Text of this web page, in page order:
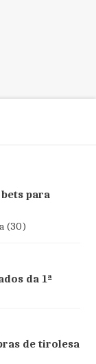
para
(30)
da 1ª
de tirolesa